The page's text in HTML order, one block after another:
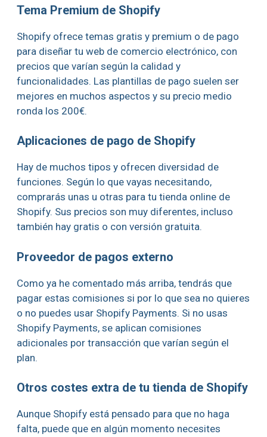
Tema Premium de Shopify
Shopify ofrece temas gratis y premium o de pago
para diseñar tu web de comercio electrónico, con
precios que varían según la calidad y
funcionalidades. Las plantillas de pago suelen ser
mejores en muchos aspectos y su precio medio
ronda los 200€.
Aplicaciones de pago de Shopify
Hay de muchos tipos y ofrecen diversidad de
funciones. Según lo que vayas necesitando,
comprarás unas u otras para tu tienda online de
Shopify. Sus precios son muy diferentes, incluso
también hay gratis o con versión gratuita.
Proveedor de pagos externo
Como ya he comentado más arriba, tendrás que
pagar estas comisiones si por lo que sea no quieres
o no puedes usar Shopify Payments. Si no usas
Shopify Payments, se aplican comisiones
adicionales por transacción que varían según el
plan.
Otros costes extra de tu tienda de Shopify
Aunque Shopify está pensado para que no haga
falta, puede que en algún momento necesites